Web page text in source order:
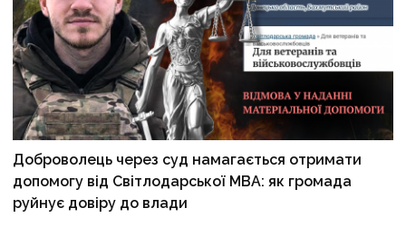
Доброволець через суд намагається отримати
допомогу від Світлодарської МВА: як громада
руйнує довіру до влади